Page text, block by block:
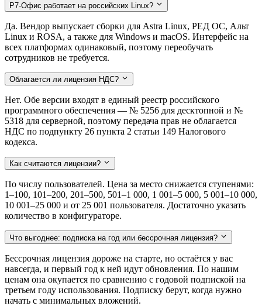
Р7-Офис работает на российских Linux?
Да. Вендор выпускает сборки для Astra Linux, РЕД ОС, Альт
Linux и ROSA, а также для Windows и macOS. Интерфейс на
всех платформах одинаковый, поэтому переобучать
сотрудников не требуется.
Облагается ли лицензия НДС?
Нет. Обе версии входят в единый реестр российского
программного обеспечения — № 5256 для десктопной и №
5318 для серверной, поэтому передача прав не облагается
НДС по подпункту 26 пункта 2 статьи 149 Налогового
кодекса.
Как считаются лицензии?
По числу пользователей. Цена за место снижается ступенями:
1–100, 101–200, 201–500, 501–1 000, 1 001–5 000, 5 001–10 000,
10 001–25 000 и от 25 001 пользователя. Достаточно указать
количество в конфигураторе.
Что выгоднее: подписка на год или бессрочная лицензия?
Бессрочная лицензия дороже на старте, но остаётся у вас
навсегда, и первый год к ней идут обновления. По нашим
ценам она окупается по сравнению с годовой подпиской на
третьем году использования. Подписку берут, когда нужно
начать с минимальных вложений.